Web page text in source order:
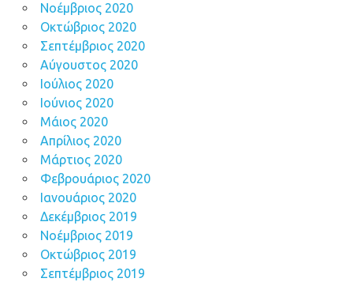
Νοέμβριος 2020
Οκτώβριος 2020
Σεπτέμβριος 2020
Αύγουστος 2020
Ιούλιος 2020
Ιούνιος 2020
Μάιος 2020
Απρίλιος 2020
Μάρτιος 2020
Φεβρουάριος 2020
Ιανουάριος 2020
Δεκέμβριος 2019
Νοέμβριος 2019
Οκτώβριος 2019
Σεπτέμβριος 2019